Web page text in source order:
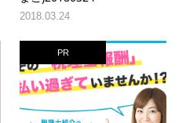
2018.03.24
PR